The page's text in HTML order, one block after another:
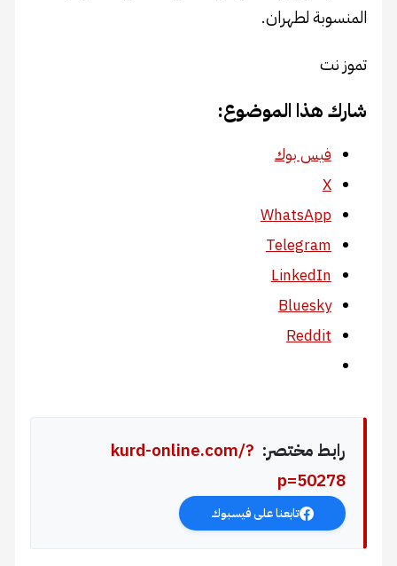
المنسوبة لطهران.
تموز نت
شارك هذا الموضوع:
فيس بوك
X
WhatsApp
Telegram
LinkedIn
Bluesky
Reddit
رابط مختصر: kurd-online.com/?
p=50278
تابعنا على فيسبوك